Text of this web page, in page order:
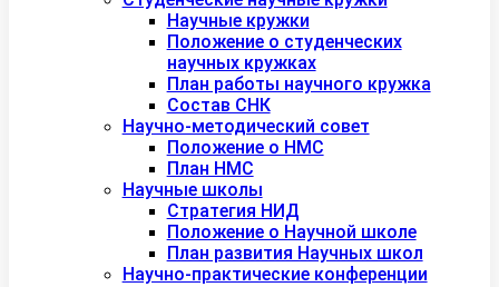
Научные кружки
Положение о студенческих
научных кружках
План работы научного кружка
Состав СНК
Научно-методический совет
Положение о НМС
План НМС
Научные школы
Стратегия НИД
Положение о Научной школе
План развития Научных школ
Научно-практические конференции